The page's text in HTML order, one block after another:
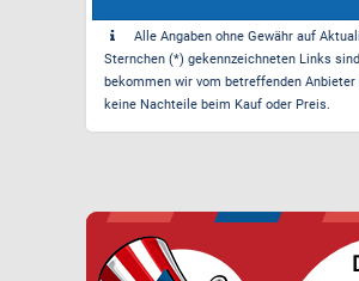
Alle Angaben ohne Gewähr auf
Sternchen (*) gekennzeichneten Links
bekommen wir vom betreffenden
keine Nachteile beim Kauf oder Preis.